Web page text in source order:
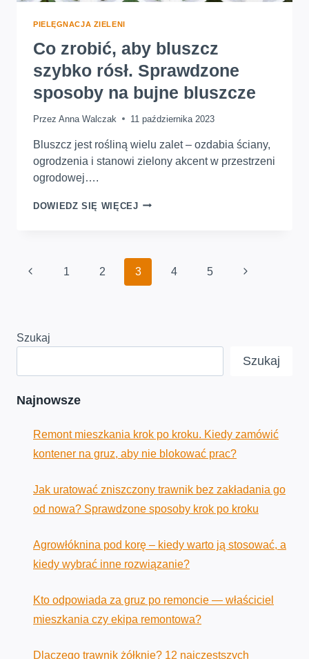
PIELĘGNACJA ZIELENI
Co zrobić, aby bluszcz
szybko rósł. Sprawdzone
sposoby na bujne bluszcze
Przez Anna Walczak 11 października 2023
Bluszcz jest rośliną wielu zalet – ozdabia ściany,
ogrodzenia i stanowi zielony akcent w przestrzeni
ogrodowej….
DOWIEDZ SIĘ WIĘCEJCO
RÓSŁ.
SPRAWDZONE
Nawigacja
Poprzednia
1 2 3 4 5 Następna
Szukaj
Szukaj
Najnowsze
Remont mieszkania krok po kroku. Kiedy zamówić
kontener na gruz, aby nie blokować prac?
Jak uratować zniszczony trawnik bez zakładania go
od nowa? Sprawdzone sposoby krok po kroku
Agrowłóknina pod korę – kiedy warto ją stosować, a
kiedy wybrać inne rozwiązanie?
Kto odpowiada za gruz po remoncie — właściciel
mieszkania czy ekipa remontowa?
Dlaczego trawnik żółknie? 12 najczęstszych